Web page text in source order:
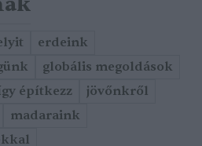
erdeink
globális megoldások
építkezz
jövőnkről
madaraink